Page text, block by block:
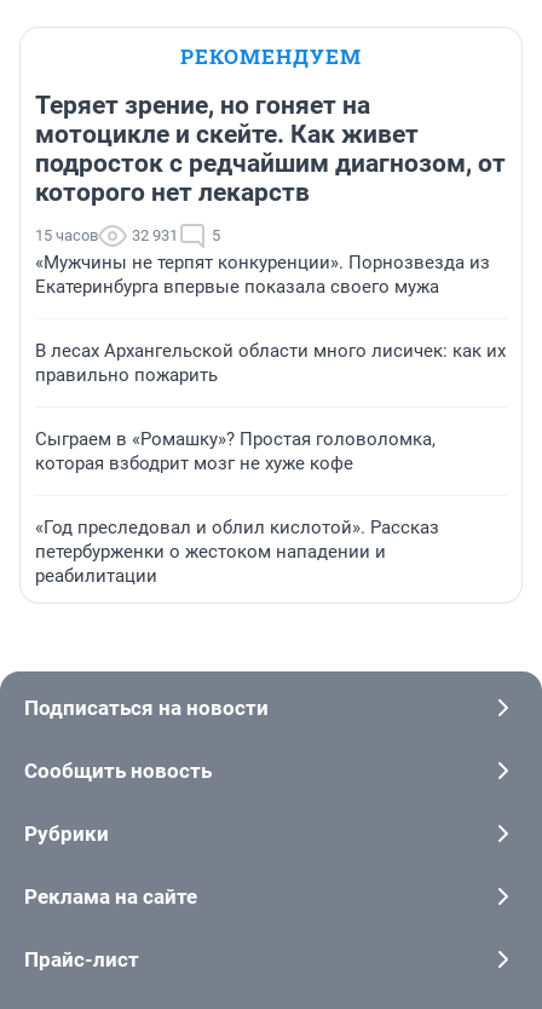
РЕКОМЕНДУЕМ
Теряет зрение, но гоняет на
мотоцикле и скейте. Как живет
подросток с редчайшим диагнозом, от
которого нет лекарств
15 часов 32 931 5
«Мужчины не терпят конкуренции». Порнозвезда из
Екатеринбурга впервые показала своего мужа
В лесах Архангельской области много лисичек: как их
правильно пожарить
Сыграем в «Ромашку»? Простая головоломка,
которая взбодрит мозг не хуже кофе
«Год преследовал и облил кислотой». Рассказ
петербурженки о жестоком нападении и
реабилитации
Подписаться на новости
Сообщить новость
Рубрики
Реклама на сайте
Прайс-лист